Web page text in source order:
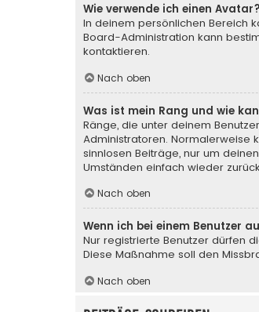
Wie verwende ich einen Avatar?
In deinem persönlichen Bereich
Board-Administration kann
kontaktieren.
Nach oben
Was ist mein Rang und wie
Ränge, die unter deinem
Administratoren. Normalerweise
sinnlosen Beiträge, nur um
Umständen einfach wieder
Nach oben
Wenn ich bei einem Benutzer
Nur registrierte Benutzer dürfen
Diese Maßnahme soll den
Nach oben